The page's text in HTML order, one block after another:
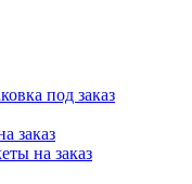
под заказ
заказ
на заказ